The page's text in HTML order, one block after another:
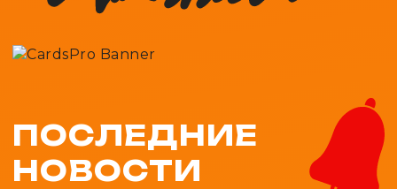
ПОСЛЕДНИЕ
НОВОСТИ